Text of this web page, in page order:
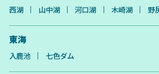
西湖 山中湖 河口湖 木崎湖 野
東海
入鹿池 七色ダム